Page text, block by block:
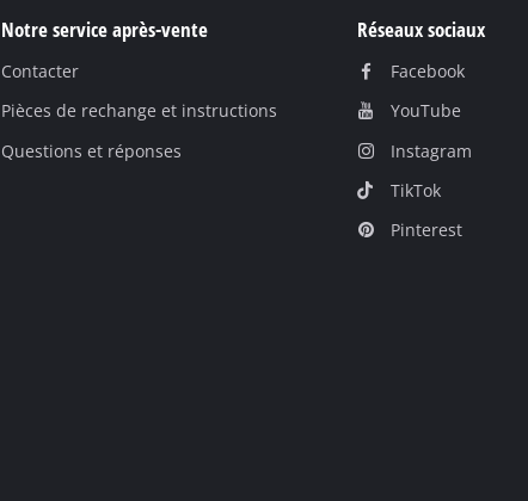
Notre service après-vente
Contacter
Pièces de rechange et instructions
Questions et réponses
Réseaux sociaux
Facebook
YouTube
Instagram
TikTok
Pinterest